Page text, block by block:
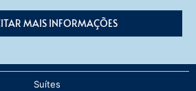
MAIS INFORMAÇÕES
Suítes